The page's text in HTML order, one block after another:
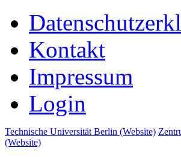
Kontakt
Impressum
Login
Technische Universität Berlin (Website)
(Website)